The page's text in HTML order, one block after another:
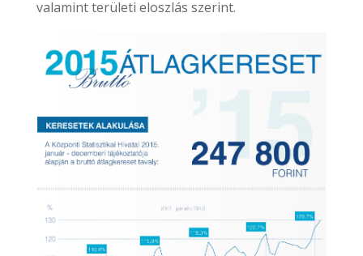
valamint területi eloszlás szerint.